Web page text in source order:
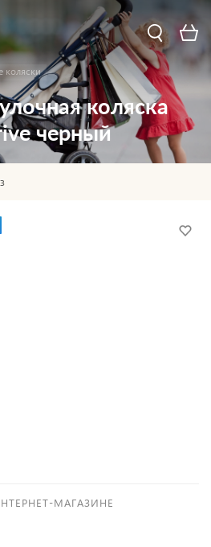
коляски
коляска
черный
МАГАЗИНЕ